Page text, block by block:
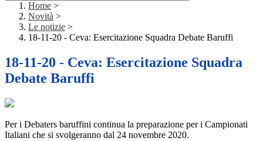
Home >
Novità >
Le notizie >
18-11-20 - Ceva: Esercitazione Squadra Debate Baruffi
18-11-20 - Ceva: Esercitazione Squadra
Debate Baruffi
Per i Debaters baruffini continua la preparazione per i Campionati
Italiani che si svolgeranno dal 24 novembre 2020.